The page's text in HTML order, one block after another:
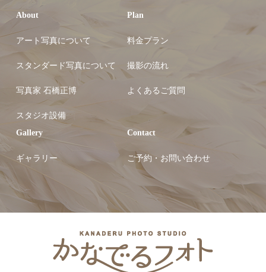
About
アート写真について
スタンダード写真について
写真家 石橋正博
スタジオ設備
Plan
料金プラン
撮影の流れ
よくあるご質問
Gallery
ギャラリー
Contact
ご予約・お問い合わせ